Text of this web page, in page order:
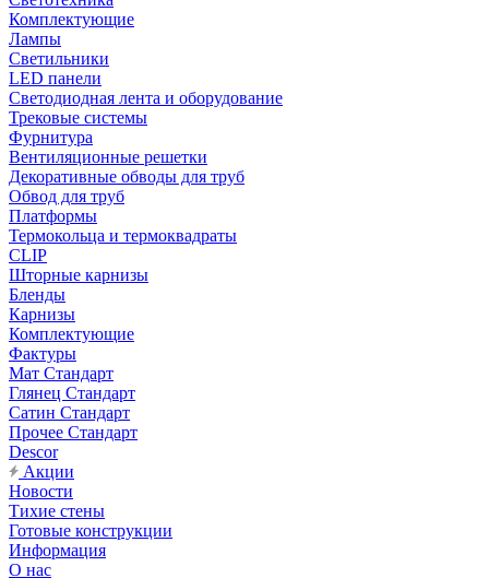
Комплектующие
Лампы
Светильники
LED панели
Светодиодная лента и оборудование
Трековые системы
Фурнитура
Вентиляционные решетки
Декоративные обводы для труб
Обвод для труб
Платформы
Термокольца и термоквадраты
CLIP
Шторные карнизы
Бленды
Карнизы
Комплектующие
Фактуры
Мат Стандарт
Глянец Стандарт
Сатин Стандарт
Прочее Стандарт
Descor
Акции
Новости
Тихие стены
Готовые конструкции
Информация
О нас